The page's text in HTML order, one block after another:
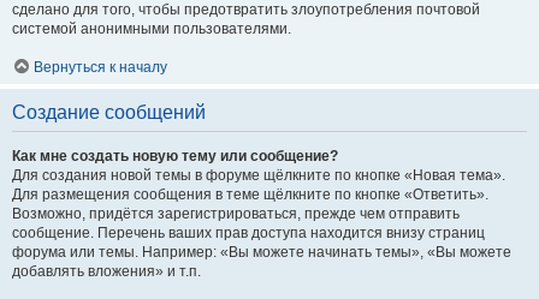
сделано для того, чтобы предотвратить злоупотребления почтовой
системой анонимными пользователями.
Вернуться к началу
Создание сообщений
Как мне создать новую тему или сообщение?
Для создания новой темы в форуме щёлкните по кнопке «Новая тема».
Для размещения сообщения в теме щёлкните по кнопке «Ответить».
Возможно, придётся зарегистрироваться, прежде чем отправить
сообщение. Перечень ваших прав доступа находится внизу страниц
форума или темы. Например: «Вы можете начинать темы», «Вы можете
добавлять вложения» и т.п.